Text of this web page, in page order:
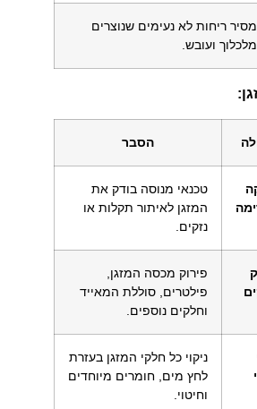
מסיר ריחות לא נעימים שנוצרים
מלכלוך ועובש.
הסבר
טכנאי מנוסה בודק את
המזגן לאיתור תקלות או
נזקים.
פירוק מכסה המזגן,
פילטרים, סוללת המאייד
וחלקים נוספים.
ניקוי כל חלקי המזגן בעזרת
לחץ מים, חומרים מיוחדים
וחיטוי.